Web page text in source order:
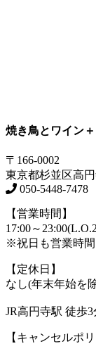
焼き鳥とワイン
〒166-0002
東京都杉並区高
050-5448-7478
【営業時間】
17:00～
※祝日も営業時間
【定休日】
なし(年末年始を
JR高円寺駅 徒歩3
【キャンセルポリ